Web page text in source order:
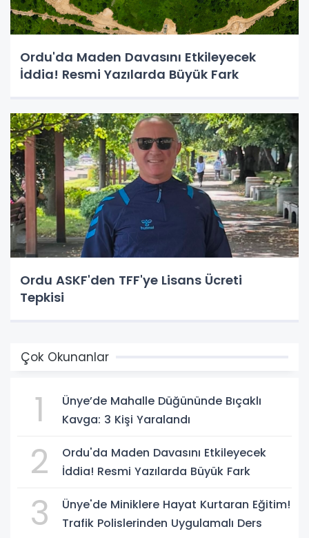
Ordu'da Maden Davasını Etkileyecek
İddia! Resmi Yazılarda Büyük Fark
Ordu ASKF'den TFF'ye Lisans Ücreti
Tepkisi
Çok Okunanlar
1
Ünye’de Mahalle Düğününde Bıçaklı
Kavga: 3 Kişi Yaralandı
2
Ordu'da Maden Davasını Etkileyecek
İddia! Resmi Yazılarda Büyük Fark
3
Ünye'de Miniklere Hayat Kurtaran Eğitim!
Trafik Polislerinden Uygulamalı Ders